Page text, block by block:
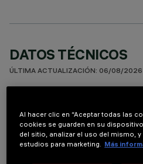
DATOS TÉCNICOS
ÚLTIMA ACTUALIZACIÓN: 06/08/2026
Luminaria miniaturizada lineal
Sistema óptico asimétrico
distribución eficaz sobre la
cerca del techo. El marco de
Al hacer clic en “Aceptar todas las
cookies se guarden en su
del sitio, analizar el uso del mismo,
estudios para marketing.
Más